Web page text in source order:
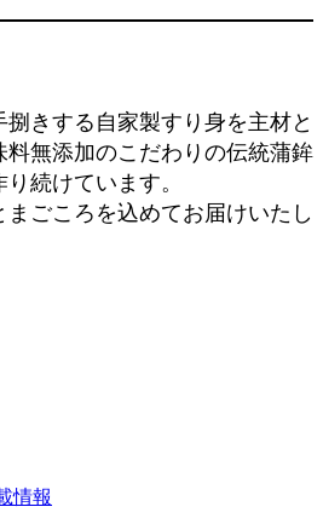
きする自家製すり身を主材と
料無添加のこだわりの伝統蒲鉾
続けています。
ごころを込めてお届けいたし
情報